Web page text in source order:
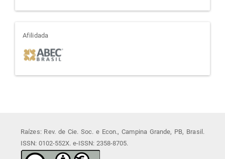
afiliada
Afilidada
Raízes: Rev. de Cie. Soc. e Econ., Campina Grande, PB, Brasil.
ISSN: 0102-552X. e-ISSN: 2358-8705.